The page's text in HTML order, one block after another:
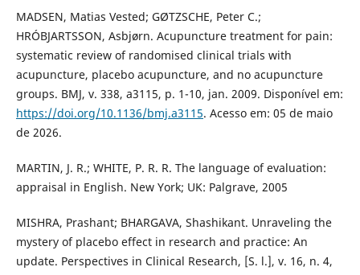
MADSEN, Matias Vested; GØTZSCHE, Peter C.;
HRÓBJARTSSON, Asbjørn. Acupuncture treatment for pain:
systematic review of randomised clinical trials with
acupuncture, placebo acupuncture, and no acupuncture
groups. BMJ, v. 338, a3115, p. 1-10, jan. 2009. Disponível em:
https://doi.org/10.1136/bmj.a3115. Acesso em: 05 de maio
de 2026.
MARTIN, J. R.; WHITE, P. R. R. The language of evaluation:
appraisal in English. New York; UK: Palgrave, 2005
MISHRA, Prashant; BHARGAVA, Shashikant. Unraveling the
mystery of placebo effect in research and practice: An
update. Perspectives in Clinical Research, [S. l.], v. 16, n. 4,